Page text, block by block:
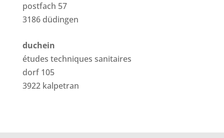
postfach 57
3186 düdingen
duchein
études techniques sanitaires
dorf 105
3922 kalpetran